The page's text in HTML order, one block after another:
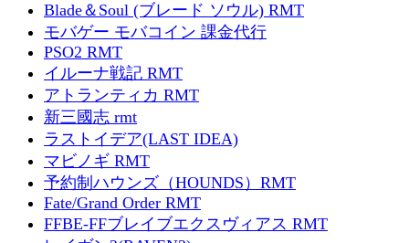
Blade＆Soul (ブレード ソウル) RMT
モバゲー モバコイン 課金代行
PSO2 RMT
イルーナ戦記 RMT
アトランティカ RMT
新三國志 rmt
ラストイデア(LAST IDEA)
マビノギ RMT
予約制ハウンズ（HOUNDS）RMT
Fate/Grand Order RMT
FFBE-FFブレイブエクスヴィアス RMT